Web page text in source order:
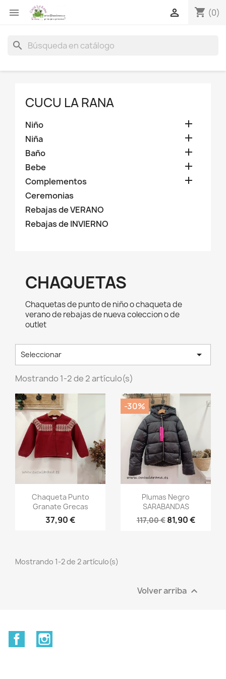
 shopping_cart (0)

search
CUCU LA RANA
Niño 
Niña 
Baño 
Bebe 
Complementos 
Ceremonias
Rebajas de VERANO
Rebajas de INVIERNO
CHAQUETAS
Chaquetas de punto de niño o chaqueta de
verano de rebajas de nueva coleccion o de
outlet
Seleccionar 
Mostrando 1-2 de 2 artículo(s)
Vista rápida
Chaqueta Punto
Granate Grecas
37,90 €
Vista rápida
Plumas Negro
SARABANDAS
117,00 € 81,90 €
-30%
Mostrando 1-2 de 2 artículo(s)
Volver arriba 
Facebook